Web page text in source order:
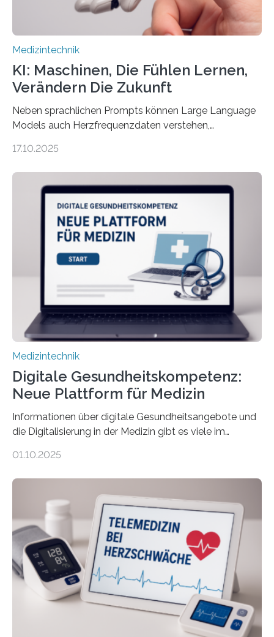
Medizintechnik
KI: Maschinen, Die Fühlen Lernen,
Verändern Die Zukunft
Neben sprachlichen Prompts können Large Language
Models auch Herzfrequenzdaten verstehen,
haben Dr. Morris Gellisch, ehemals an der Ruhr-
und Boris Burr von der Ruhr-Universität Bochum in
dafür eine technische Schnittstelle, über die
physiologische Daten in Echtzeit an das Sprachmodell
übermittelt werden können. Die Künstliche Intelligenz
kann dadurch auch die Sprache des Körpers
einbeziehen, auf die Menschen keinen bewussten
Einfluss nehmen. Das eröffnet…
17.10.2025
Medizintechnik
Digitale Gesundheitskompetenz:
Neue Plattform für Medizin
Informationen über digitale Gesundheitsangebote und
die Digitalisierung in der Medizin gibt es viele im
seriösen und wissenschaftlich abgesicherten Inhalten?
Forscherinnen der Technischen Universität Dresden
(TUD) richtet sich das Portal sowohl an Patientinnen
und Patienten, aber ebenso an medizinisches
Fachpersonal. Für all diese Zielgruppen bietet sie
speziell zugeschnittene Informationen, um deren
digitale Gesundheitskompetenz zu steigern. MiHUBx ist
01.10.2025